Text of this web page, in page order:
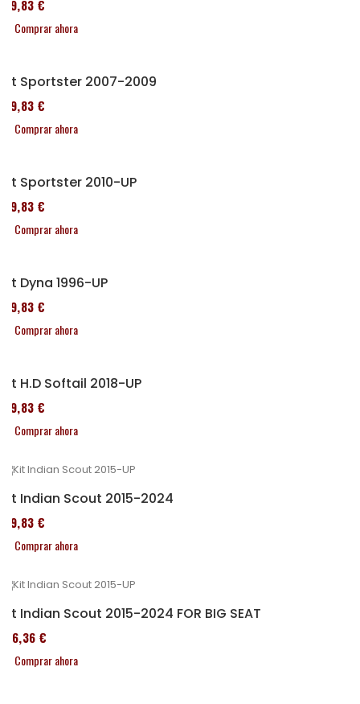
119,83 €
Comprar ahora
Kit Sportster 2007-2009
119,83 €
Comprar ahora
Kit Sportster 2010-UP
119,83 €
Comprar ahora
Kit Dyna 1996-UP
119,83 €
Comprar ahora
Kit H.D Softail 2018-UP
119,83 €
Comprar ahora
Kit Indian Scout 2015-2024
119,83 €
Comprar ahora
Kit Indian Scout 2015-2024 FOR BIG SEAT
136,36 €
Comprar ahora